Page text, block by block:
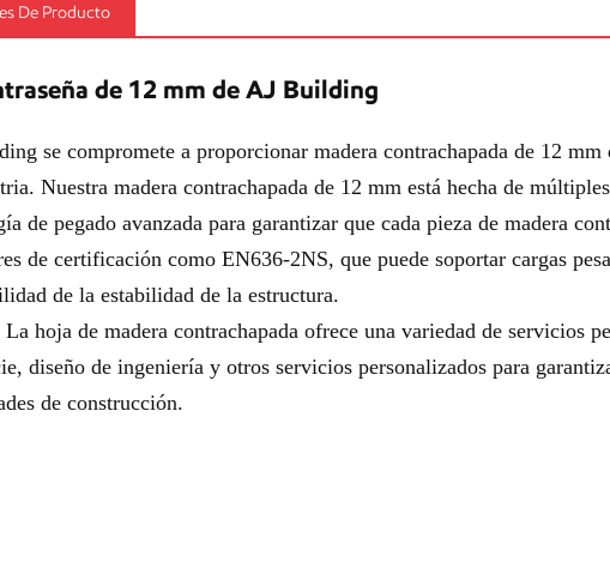
De Producto
de 12 mm de AJ Building
se compromete a proporcionar madera contrachapada de 12 mm
Nuestra madera contrachapada de 12 mm está hecha de
de pegado avanzada para garantizar que cada pieza de madera
de certificación como EN636-2NS, que puede soportar cargas
de la estabilidad de la estructura.
La hoja de madera contrachapada ofrece una variedad de servicios
diseño de ingeniería y otros servicios personalizados para
de construcción.